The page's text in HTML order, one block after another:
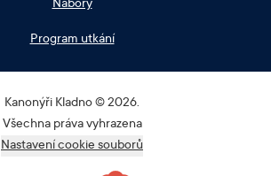
Nábory
Program utkání
Kanonýři Kladno © 2026.
Všechna práva vyhrazena
Nastavení cookie souborů